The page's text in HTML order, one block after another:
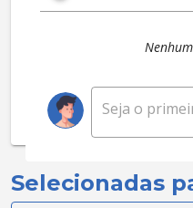
Selecionadas